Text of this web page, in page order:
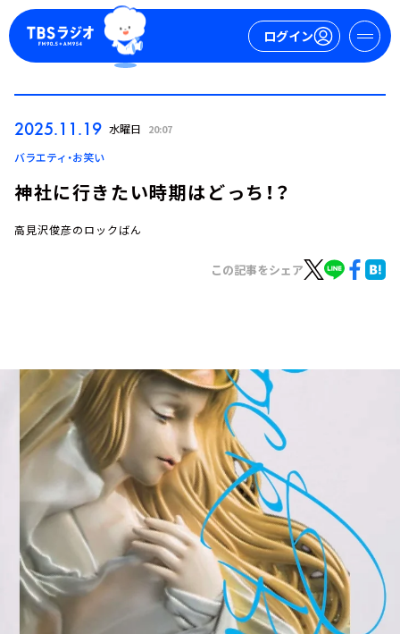
ログイン
ログイン
トピックス
TBS Podcast
お知らせ
イベント・グッズ
YouTube
会社情報
2025.11.19 水曜日 20:07
バラエティ・お笑い
神社に行きたい時期はどっち！？
高見沢俊彦のロックばん
この記事をシェア